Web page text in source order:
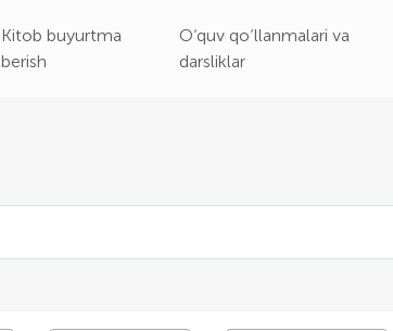
Kitob buyurtma
berish
O‘quv qo‘llanmalari va
darsliklar